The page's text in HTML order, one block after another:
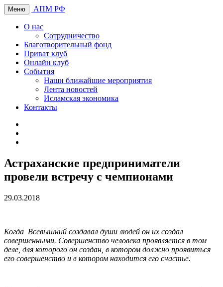
Меню АПМ РФ
О нас
Сотрудничество
Благотворительный фонд
Приват клуб
Онлайн клуб
События
Наши ближайшие мероприятия
Лента новостей
Исламская экономика
Контакты
Астраханские предприниматели
провели встречу с чемпионами
29.03.2018
Когда Всевышний создавал души людей он их создал
совершенными. Совершенство человека проявляется в том
деле, для которого он создан, в котором должно проявиться
его совершенство и в котором находится его счастье.